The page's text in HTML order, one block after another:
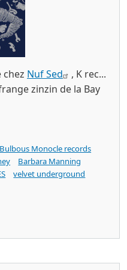
chez Nuf Sed
, K rec...
zinzin de la Bay
Bulbous Monocle records
Barbara Manning
velvet underground